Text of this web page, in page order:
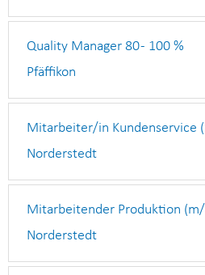
Quality Manager 80 - 100 %
Pfäffikon
Mitarbeiter/in Kundenservice
Norderstedt
Mitarbeitender Produktion
Norderstedt